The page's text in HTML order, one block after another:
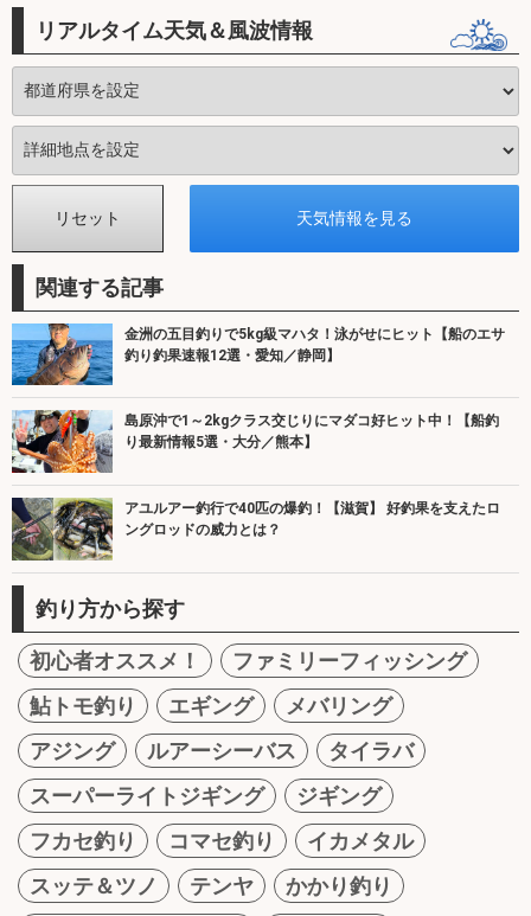
リアルタイム天気＆風波情報
関連する記事
金洲の五目釣りで5kg級マハタ！泳がせにヒット【船のエサ
釣り釣果速報12選・愛知／静岡】
島原沖で1～2kgクラス交じりにマダコ好ヒット中！【船釣
り最新情報5選・大分／熊本】
アユルアー釣行で40匹の爆釣！【滋賀】 好釣果を支えたロ
ングロッドの威力とは？
釣り方から探す
初心者オススメ！
ファミリーフィッシング
鮎トモ釣り
エギング
メバリング
アジング
ルアーシーバス
タイラバ
スーパーライトジギング
ジギング
フカセ釣り
コマセ釣り
イカメタル
スッテ＆ツノ
テンヤ
かかり釣り